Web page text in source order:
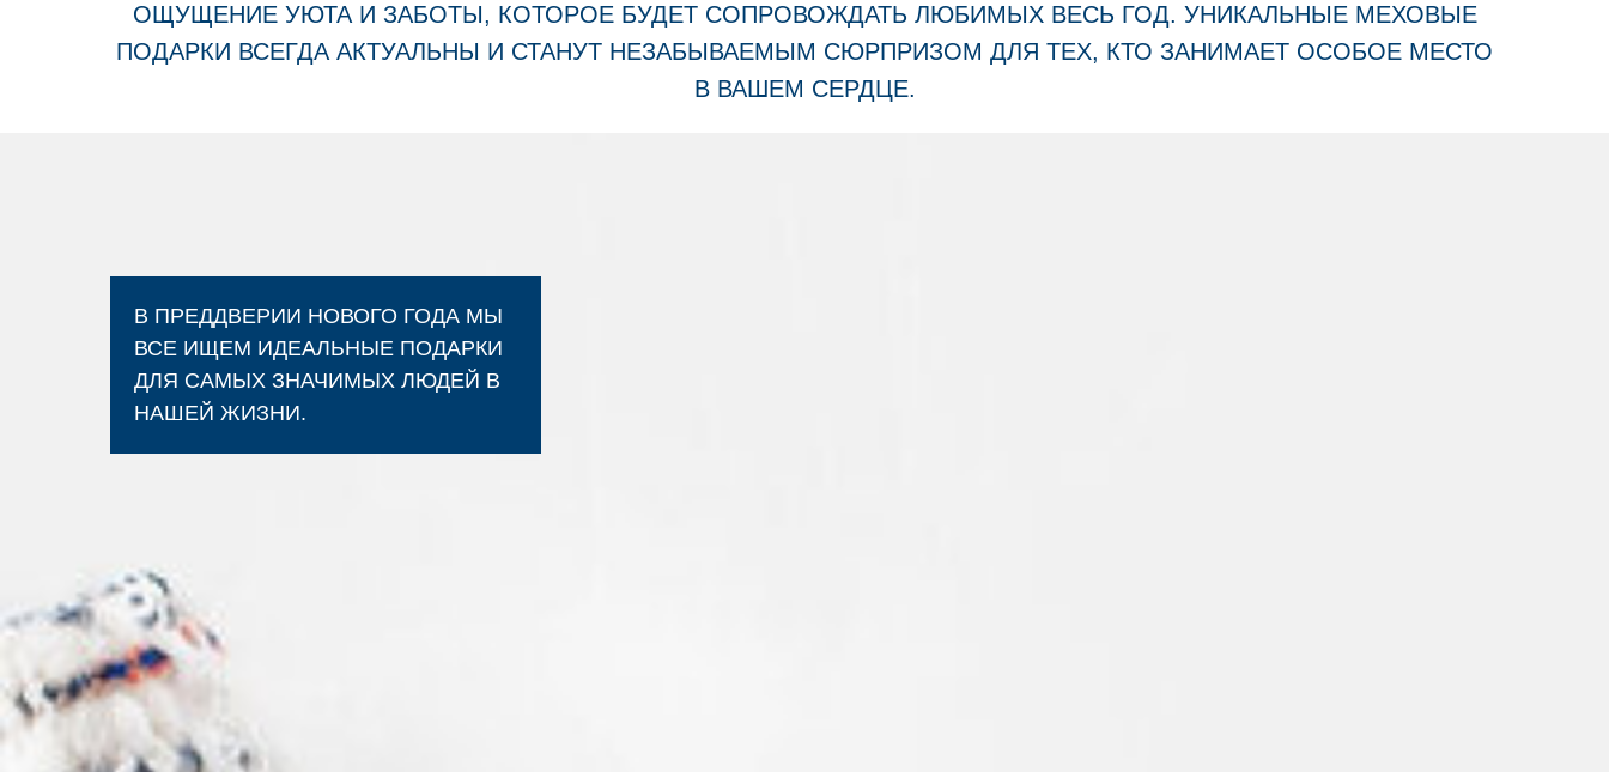
ОЩУЩЕНИЕ УЮТА И ЗАБОТЫ, КОТОРОЕ БУДЕТ СОПРОВОЖДАТЬ ЛЮБИМЫХ ВЕСЬ ГОД. УНИКАЛЬНЫЕ МЕХОВЫЕ
ПОДАРКИ ВСЕГДА АКТУАЛЬНЫ И СТАНУТ НЕЗАБЫВАЕМЫМ СЮРПРИЗОМ ДЛЯ ТЕХ, КТО ЗАНИМАЕТ ОСОБОЕ МЕСТО
В ВАШЕМ СЕРДЦЕ.
В ПРЕДДВЕРИИ НОВОГО ГОДА МЫ
ВСЕ ИЩЕМ ИДЕАЛЬНЫЕ ПОДАРКИ
ДЛЯ САМЫХ ЗНАЧИМЫХ ЛЮДЕЙ В
НАШЕЙ ЖИЗНИ.